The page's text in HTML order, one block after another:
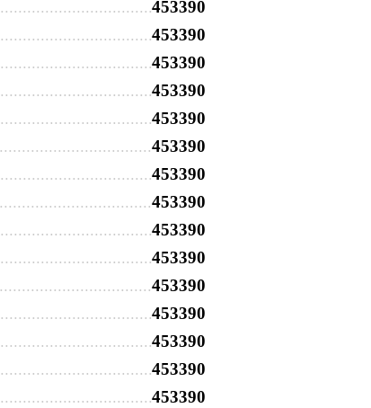
453390
453390
453390
453390
453390
453390
453390
453390
453390
453390
453390
453390
453390
453390
453390